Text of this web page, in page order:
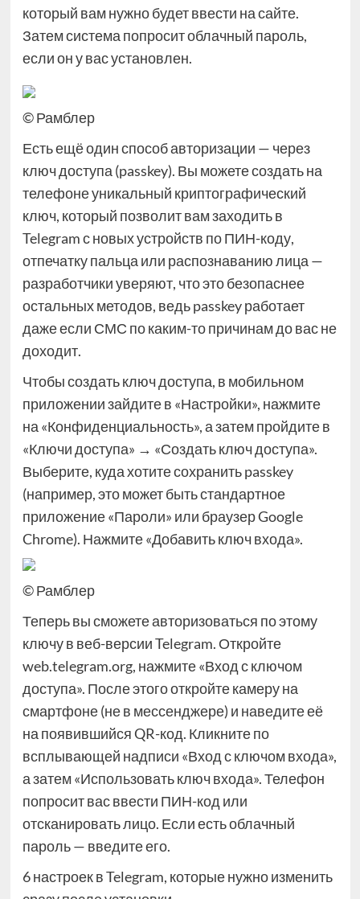
который вам нужно будет ввести на сайте.
Затем система попросит облачный пароль,
если он у вас установлен.
© Рамблер
Есть ещё один способ авторизации — через
ключ доступа (passkey). Вы можете создать на
телефоне уникальный криптографический
ключ, который позволит вам заходить в
Telegram с новых устройств по ПИН-коду,
отпечатку пальца или распознаванию лица —
разработчики уверяют, что это безопаснее
остальных методов, ведь passkey работает
даже если СМС по каким-то причинам до вас не
доходит.
Чтобы создать ключ доступа, в мобильном
приложении зайдите в «Настройки», нажмите
на «Конфиденциальность», а затем пройдите в
«Ключи доступа» → «Создать ключ доступа».
Выберите, куда хотите сохранить passkey
(например, это может быть стандартное
приложение «Пароли» или браузер Google
Chrome). Нажмите «Добавить ключ входа».
© Рамблер
Теперь вы сможете авторизоваться по этому
ключу в веб-версии Telegram. Откройте
web.telegram.org, нажмите «Вход с ключом
доступа». После этого откройте камеру на
смартфоне (не в мессенджере) и наведите её
на появившийся QR-код. Кликните по
всплывающей надписи «Вход с ключом входа»,
а затем «Использовать ключ входа». Телефон
попросит вас ввести ПИН-код или
отсканировать лицо. Если есть облачный
пароль — введите его.
6 настроек в Telegram, которые нужно изменить